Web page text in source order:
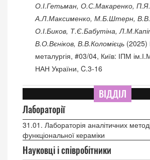
О.І.Гетьман, О.С.Макаренко,
А.Л.Максименко, М.Б.Штерн,
О.І.Биков, Т.Є.Бабутіна,
В.О.Вєніков, В.В.Коломієць
металургія, #03/04, Київ: ІПМ
НАН України, C.3-16
ВІДДІЛ
Лабораторії
31.01. Лабораторія аналітичних
функціональної кераміки
Науковці і співробітники